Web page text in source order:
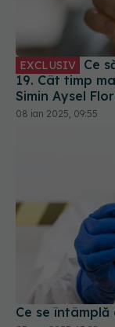
19. Cât timp
Simin Aysel
08 ian 2025, 09:55
Ce se
05 aug 2025, 13:09